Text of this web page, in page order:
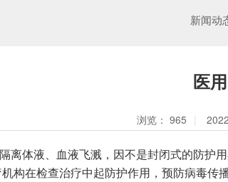
新闻动
医
浏览： 965
体液、血液飞溅，因不是封闭式的防护用
构在检查治疗中起防护作用，预防病毒传